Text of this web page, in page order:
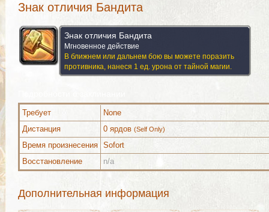
Знак отличия Бандита
Знак отличия Бандита
Мгновенное действие
В ближнем или дальнем бою вы можете поразить
противника, нанеся 1 ед. урона от тайной магии.
Требует
None
Дистанция
0 ярдов (Self Only)
Время произнесения Sofort
Восстановление
n/a
Дополнительная информация
Используется (1) Комментарии Изображения
Используется (1) Комментарии Изображения